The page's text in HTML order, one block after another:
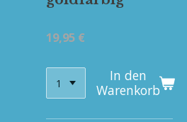
19,95 €
In den
Warenkorb